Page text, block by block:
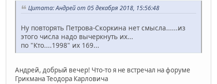
Цитата: Андрей от 05 декабря 2018, 15:56:48
Ну повторять Петрова-Скоркина нет смысла......из
этого числа надо вычеркнуть их...
по "Кто....1998" их 169...
Андрей, добрый вечер! Что-то я не встречал на форуме
Грикмана Теодора Карловича